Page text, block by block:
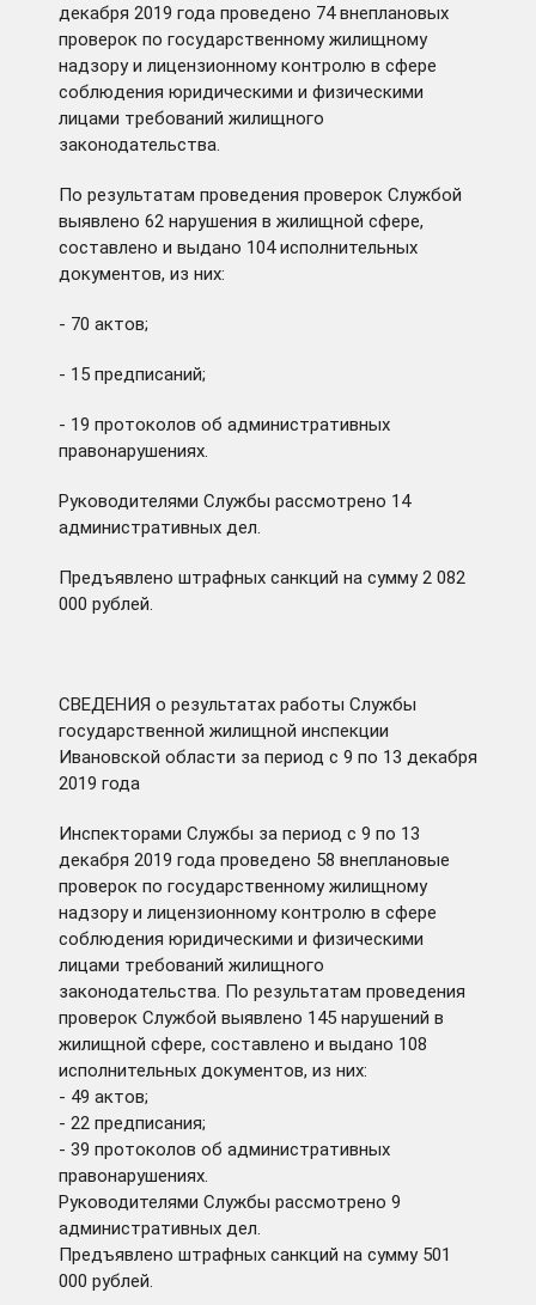
декабря 2019 года проведено 74 внеплановых
проверок по государственному жилищному
надзору и лицензионному контролю в сфере
соблюдения юридическими и физическими
лицами требований жилищного
законодательства.
По результатам проведения проверок Службой
выявлено 62 нарушения в жилищной сфере,
составлено и выдано 104 исполнительных
документов, из них:
- 70 актов;
- 15 предписаний;
- 19 протоколов об административных
правонарушениях.
Руководителями Службы рассмотрено 14
административных дел.
Предъявлено штрафных санкций на сумму 2 082
000 рублей.
СВЕДЕНИЯ о результатах работы Службы
государственной жилищной инспекции
Ивановской области за период с 9 по 13 декабря
2019 года
Инспекторами Службы за период с 9 по 13
декабря 2019 года проведено 58 внеплановые
проверок по государственному жилищному
надзору и лицензионному контролю в сфере
соблюдения юридическими и физическими
лицами требований жилищного
законодательства. По результатам проведения
проверок Службой выявлено 145 нарушений в
жилищной сфере, составлено и выдано 108
исполнительных документов, из них:
- 49 актов;
- 22 предписания;
- 39 протоколов об административных
правонарушениях.
Руководителями Службы рассмотрено 9
административных дел.
Предъявлено штрафных санкций на сумму 501
000 рублей.